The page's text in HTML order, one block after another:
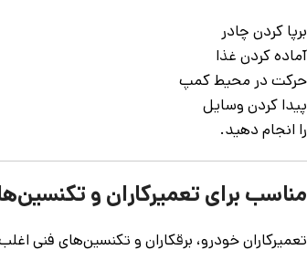
برپا کردن چادر
آماده کردن غذا
حرکت در محیط کمپ
پیدا کردن وسایل
را انجام دهید.
مناسب برای تعمیرکاران و
تعمیرکاران خودرو، برقکاران و تکنسین‌های فنی